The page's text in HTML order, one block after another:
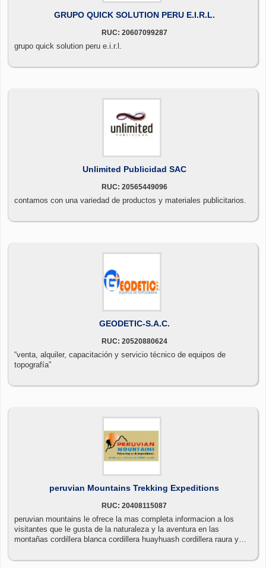
GRUPO QUICK SOLUTION PERU E.I.R.L.
RUC: 20607099287
grupo quick solution peru e.i.r.l.
Unlimited Publicidad SAC
RUC: 20565449096
contamos con una variedad de productos y materiales publicitarios.
GEODETIC-S.A.C.
RUC: 20520880624
“venta, alquiler, capacitación y servicio técnico de equipos de
topografía”
peruvian Mountains Trekking Expeditions
RUC: 20408115087
peruvian mountains le ofrece la mas completa informacion a los
visitantes que le gusta de la naturaleza y la aventura en las
montañas cordillera blanca cordillera huayhuash cordillera raura y